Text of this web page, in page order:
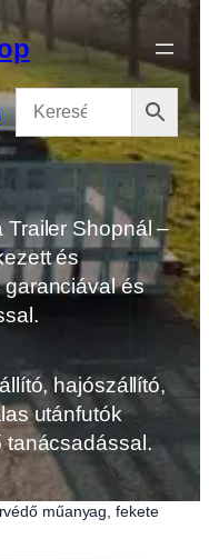
Trailer Shopnál –
és
és
hajószállító,
utánfutók
tanácsadással.
műanyag, fekete